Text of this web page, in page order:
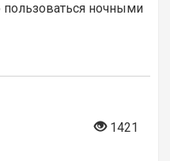
ночными
1421